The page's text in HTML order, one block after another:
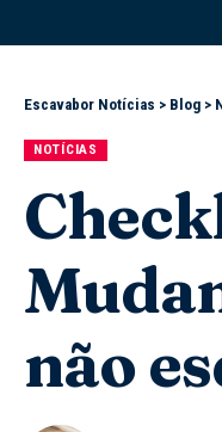
Escavabor Notícias > Blog >
NOTÍCIAS
não